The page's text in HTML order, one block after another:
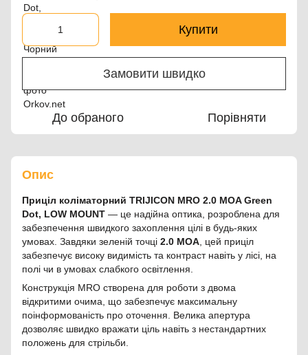
Купити
Замовити швидко
До обраного Порівняти
Опис
Приціл коліматорний TRIJICON MRO 2.0 MOA Green
Dot, LOW MOUNT — це надійна оптика, розроблена для
забезпечення швидкого захоплення цілі в будь-яких
умовах. Завдяки зеленій точці 2.0 MOA , цей приціл
забезпечує високу видимість та контраст навіть у лісі, на
полі чи в умовах слабкого освітлення.
Конструкція MRO створена для роботи з двома
відкритими очима, що забезпечує максимальну
поінформованість про оточення. Велика апертура
дозволяє швидко вражати ціль навіть з нестандартних
положень для стрільби.